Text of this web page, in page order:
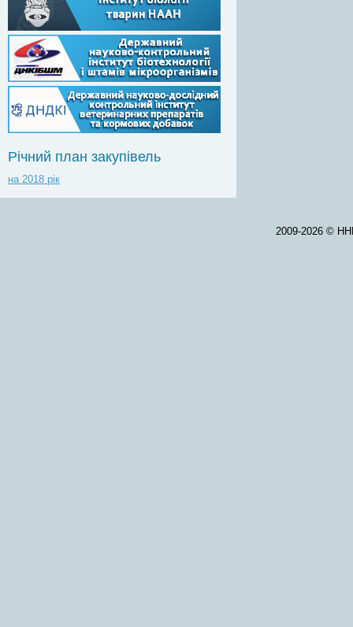
Річний план закупівель
на 2018 рік
2009-2026 ©